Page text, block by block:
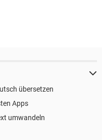
übersetzen
Apps
umwandeln